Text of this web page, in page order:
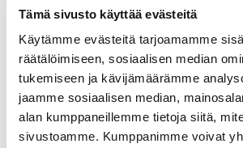
Tämä sivusto käyttää evästeitä
Käytämme evästeitä tarjoamamme
räätälöimiseen, sosiaalisen median
tukemiseen ja kävijämäärämme
jaamme sosiaalisen median,
alan kumppaneillemme tietoja siitä,
sivustoamme. Kumppanimme voivat
Osasto:Kevään kukkasipulit
Avainsanat tuotteelle Begonia pendula
Kuvaus
Lisätiedot